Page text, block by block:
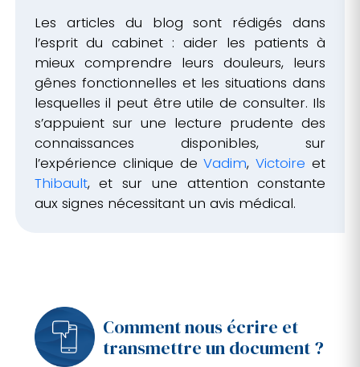
Les articles du blog sont rédigés dans
l’esprit du cabinet : aider les patients à
mieux comprendre leurs douleurs, leurs
gênes fonctionnelles et les situations dans
lesquelles il peut être utile de consulter. Ils
s’appuient sur une lecture prudente des
connaissances disponibles, sur
l’expérience clinique deVadim,Victoire et
Thibault, et sur une attention constante
aux signes nécessitant un avis médical.
Comment nous écrire et
transmettre un document ?